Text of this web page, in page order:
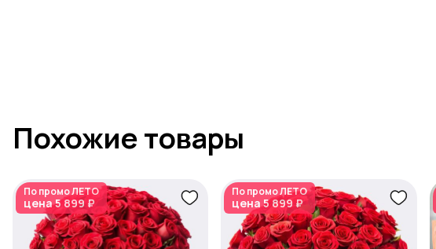
Похожие товары
По промоЛЕТО
цена5 899 ₽
По промоЛЕТО
цена5 899 ₽